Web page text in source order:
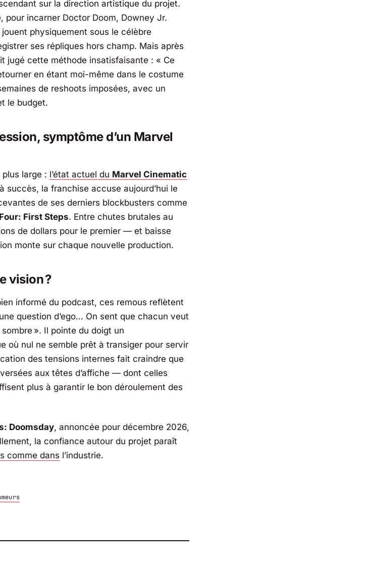
sur la direction artistique du projet.
pour incarner Doctor Doom, Downey Jr.
physiquement sous le célèbre
ses répliques hors champ. Mais après
jugé cette méthode insatisfaisante : « Ce
en étant moi-même dans le costume
de reshoots imposées, avec un
le budget.
symptôme d’un Marvel
large : l’état actuel du Marvel Cinematic
succès, la franchise accuse aujourd’hui le
de ses derniers blockbusters comme
First Steps. Entre chutes brutales au
de dollars pour le premier — et baisse
monte sur chaque nouvelle production.
vision ?
informé du podcast, ces remous reflètent
une question d’ego… On sent que chacun veut
». Il pointe du doigt un
où nul ne semble prêt à transiger pour servir
des tensions internes fait craindre que
aux têtes d’affiche — dont celles
plus à garantir le bon déroulement des
Doomsday, annoncée pour décembre 2026,
la confiance autour du projet paraît
comme dans l’industrie.